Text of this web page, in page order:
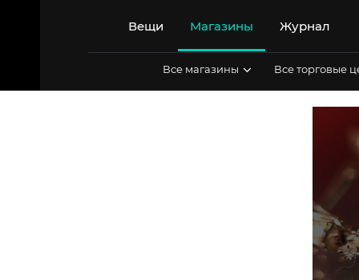
Вещи Магазины Журнал
Все магазины Все торговые